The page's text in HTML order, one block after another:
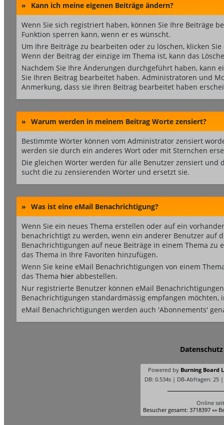
» Kann ich meine eigenen Beiträge ändern?
Wenn Sie sich registriert haben, können Sie Ihre Beiträge
Funktion sperren kann, wenn er es wünscht.
Um Ihre Beiträge zu bearbeiten oder zu löschen, klicken
Wenn der Beitrag der einzige im Thema ist, kann das
Nachdem Sie Ihre Änderungen durchgeführt haben, kann
Sie Ihren Beitrag bearbeitet haben. Administratoren und
Anmerkung, dass sie Ihren Beitrag bearbeitet haben
» Warum werden in meinem Beitrag Worte zensiert?
Bestimmte Wörter können vom Administrator zensiert
werden sie durch ein anderes Wort oder mit Sternchen
Die gleichen Wörter werden für alle Benutzer zensiert
sucht die zu zensierenden Wörter und ersetzt sie.
» Was ist eine eMail Benachrichtigung?
Wenn Sie ein neues Thema erstellen oder auf ein
benachrichtigt zu werden, wenn ein anderer Benutzer auf
Benachrichtigungen auf neue Beiträge in einem Thema
das Thema in Ihre Favoriten hinzufügen.
Wenn Sie keine eMail Benachrichtigungen von einem
das Thema hier abbestellen.
Nur registrierte Benutzer können eMail
Benachrichtigungen standardmässig empfangen
eMail Benachrichtigungen werden auch 'Abonnements'
Datenschutz
Powered by Burning Board
DB: 0.534s | DB-Abfragen: 25
Online
Besucher gesamt: 3718397 «»